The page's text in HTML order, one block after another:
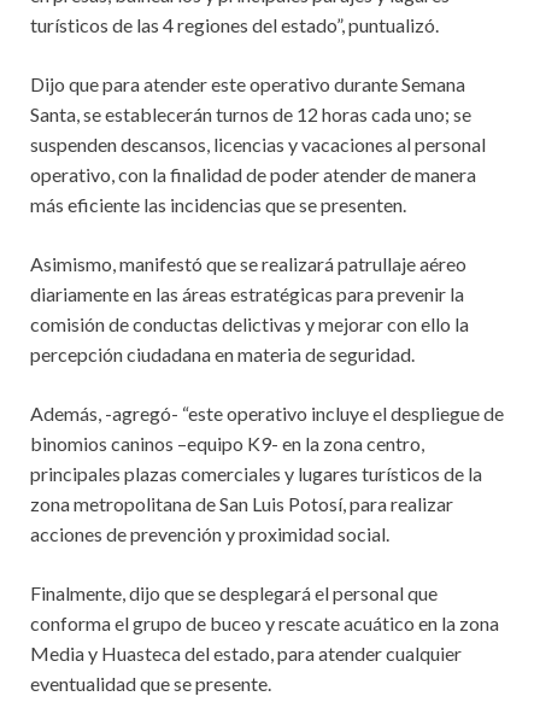
turísticos de las 4 regiones del estado”, puntualizó.
Dijo que para atender este operativo durante Semana
Santa, se establecerán turnos de 12 horas cada uno; se
suspenden descansos, licencias y vacaciones al personal
operativo, con la finalidad de poder atender de manera
más eficiente las incidencias que se presenten.
Asimismo, manifestó que se realizará patrullaje aéreo
diariamente en las áreas estratégicas para prevenir la
comisión de conductas delictivas y mejorar con ello la
percepción ciudadana en materia de seguridad.
Además, -agregó- “este operativo incluye el despliegue de
binomios caninos –equipo K9- en la zona centro,
principales plazas comerciales y lugares turísticos de la
zona metropolitana de San Luis Potosí, para realizar
acciones de prevención y proximidad social.
Finalmente, dijo que se desplegará el personal que
conforma el grupo de buceo y rescate acuático en la zona
Media y Huasteca del estado, para atender cualquier
eventualidad que se presente.